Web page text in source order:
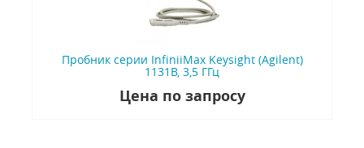
Пробник серии InfiniiMax Keysight (Agilent)
1131B, 3,5 ГГц
Цена по запросу